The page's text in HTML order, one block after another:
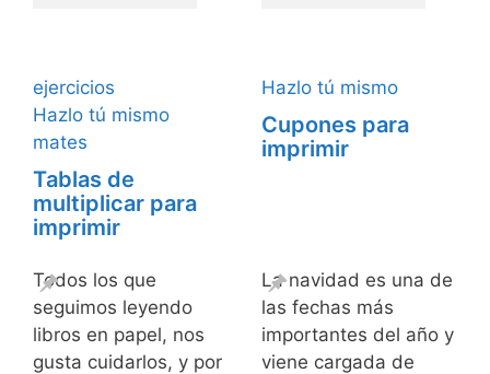
ejercicios
Hazlo tú mismo
mates
Tablas de
multiplicar para
imprimir
Hazlo tú mismo
Cupones para
imprimir
Todos los que
seguimos leyendo
libros en papel, nos
gusta cuidarlos, y por
La navidad es una de
las fechas más
importantes del año y
viene cargada de